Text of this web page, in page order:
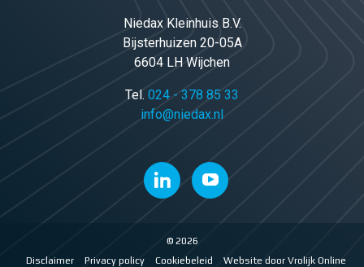
Niedax Kleinhuis B.V.
Bijsterhuizen 20-05A
6604 LH Wijchen
Tel. 024 - 378 85 33
info@niedax.nl
© 2026
Disclaimer
Privacy policy Cookiebeleid Website door Vrolijk Online